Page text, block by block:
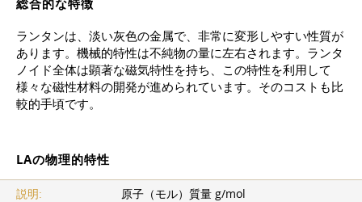
総合的な特徴
ランタンは、淡い灰色の金属で、非常に変形しやすい性質が
あります。機械的特性は不純物の量に左右されます。ランタ
ノイド全体は顕著な磁気特性を持ち、この特性を利用して
様々な磁性材料の開発が進められています。そのコストも比
較的手頃です。
LAの物理的特性
説明:
原子（モル）質量 g/mol